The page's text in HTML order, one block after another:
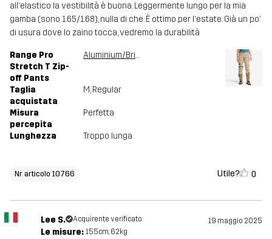
all'elastico la vestibilità è buona. Leggermente lungo per la mia
gamba (sono 1.65/1.68), nulla di che. È ottimo per l'estate. Già un po'
di usura dove lo zaino tocca, vedremo la durabilità
Range Pro
Stretch T Zip-
off Pants
Aluminium/Brindle
Taglia
acquistata
M, Regular
Misura
percepita
Perfetta
Lunghezza Troppo lunga
Nr articolo 10766 Utile? 0
Lee S. Acquirente verificato 19 maggio 2025
Le misure: 155cm, 62kg